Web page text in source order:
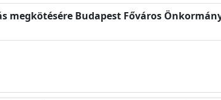
megkötésére Budapest Főváros